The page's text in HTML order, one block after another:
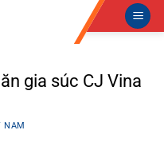
gia súc CJ Vina
NAM